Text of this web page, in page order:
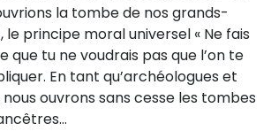
la tombe de nos grands-
le principe moral universel « Ne fais
que tu ne voudrais pas que l’on te
En tant qu’archéologues et
ouvrons sans cesse les tombes